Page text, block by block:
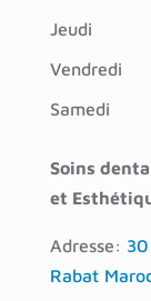
Soins
et
Adresse:
Rabat